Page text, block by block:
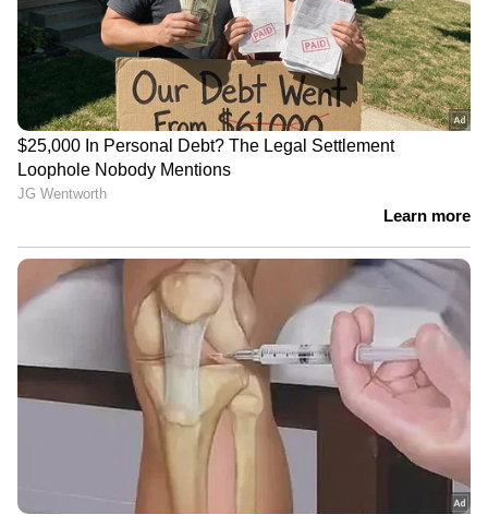
LATEST VIDEOS
ഉത്തരേന്ത്യയിൽ ശക്തമായ മഴ
ബ്രഹ്മപുത്രയും പോഷക നദികളും
കരകവിഞ്ഞൊഴുകി
'മുട്ടിന് താഴെ വെടിവെച്ചാലും
മുട്ടുകുത്തില്ല'; പൊലീസ് തെരച്ചിൽ
തുടരുന്നതിനിടെ വീണ്ടും അർജുൻ
ആയങ്കി